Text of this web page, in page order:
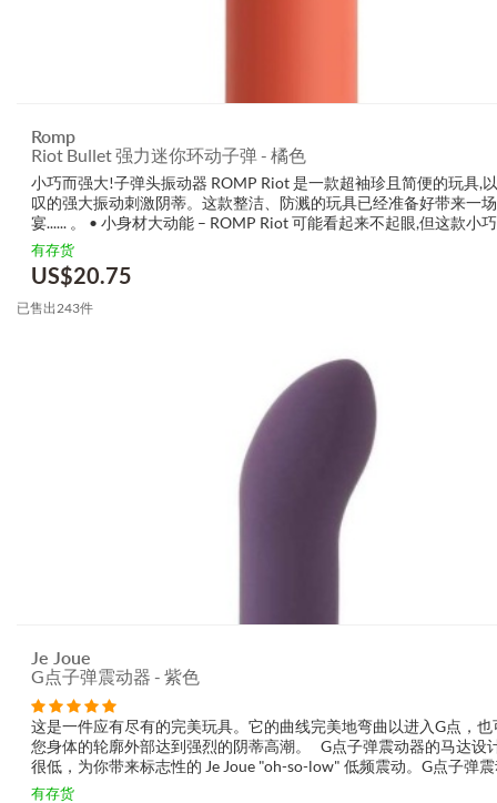
Romp
Riot Bullet 强力迷你环动子弹 - 橘色
小巧而强大!子弹头振动器 ROMP Riot 是一款超袖珍且简便的玩具,
叹的强大振动刺激阴蒂。这款整洁、防溅的玩具已经准备好带来一
宴...... 。 • 小身材大动能 – ROMP Riot 可能看起来不起眼,但这款小
每英吋都蕴含著大量动能 • 随身携带 – 这款 3...
有存货
US$20.75
已售出243件
Je Joue
G点子弹震动器 - 紫色
这是一件应有尽有的完美玩具。它的曲线完美地弯曲以进入G点，也
您身体的轮廓外部达到强烈的阴蒂高潮。 G点子弹震动器的马达设
很低，为你带来标志性的 Je Joue "oh-so-low" 低频震动。G点子弹
有5种速度和7种模式，可提供各种震动 - 从柔和到深沉的...
有存货